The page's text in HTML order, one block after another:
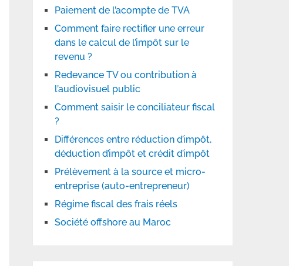
Paiement de l’acompte de TVA
Comment faire rectifier une erreur
dans le calcul de l’impôt sur le
revenu ?
Redevance TV ou contribution à
l’audiovisuel public
Comment saisir le conciliateur fiscal
?
Différences entre réduction d’impôt,
déduction d’impôt et crédit d’impôt
Prélèvement à la source et micro-
entreprise (auto-entrepreneur)
Régime fiscal des frais réels
Société offshore au Maroc